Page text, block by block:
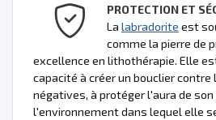
PROTECTION ET
La labradorite est
comme la pierre de
excellence en lithothérapie. Elle
capacité à créer un bouclier contre
négatives, à protéger l'aura de
l'environnement dans lequel elle